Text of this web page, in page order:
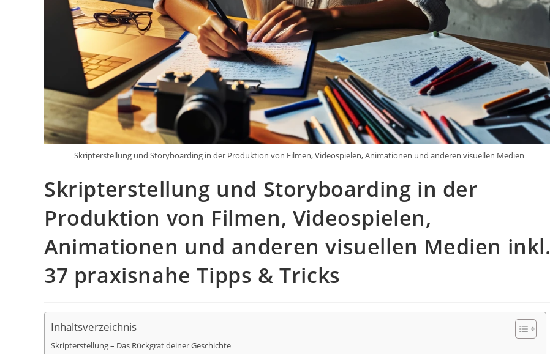
Skripterstellung und Storyboarding in der Produktion von Filmen, Videospielen, Animationen und anderen visuellen Medien
Skripterstellung und Storyboarding in der
Produktion von Filmen, Videospielen,
Animationen und anderen visuellen Medien inkl.
37 praxisnahe Tipps & Tricks
Inhaltsverzeichnis
Skripterstellung – Das Rückgrat deiner Geschichte